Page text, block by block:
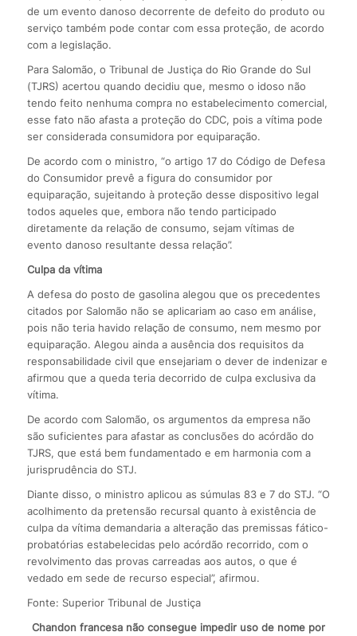
de um evento danoso decorrente de defeito do produto ou
serviço também pode contar com essa proteção, de acordo
com a legislação.
Para Salomão, o Tribunal de Justiça do Rio Grande do Sul
(TJRS) acertou quando decidiu que, mesmo o idoso não
tendo feito nenhuma compra no estabelecimento comercial,
esse fato não afasta a proteção do CDC, pois a vítima pode
ser considerada consumidora por equiparação.
De acordo com o ministro, “o artigo 17 do Código de Defesa
do Consumidor prevê a figura do consumidor por
equiparação, sujeitando à proteção desse dispositivo legal
todos aqueles que, embora não tendo participado
diretamente da relação de consumo, sejam vítimas de
evento danoso resultante dessa relação”.
Culpa da vítima
A defesa do posto de gasolina alegou que os precedentes
citados por Salomão não se aplicariam ao caso em análise,
pois não teria havido relação de consumo, nem mesmo por
equiparação. Alegou ainda a ausência dos requisitos da
responsabilidade civil que ensejariam o dever de indenizar e
afirmou que a queda teria decorrido de culpa exclusiva da
vítima.
De acordo com Salomão, os argumentos da empresa não
são suficientes para afastar as conclusões do acórdão do
TJRS, que está bem fundamentado e em harmonia com a
jurisprudência do STJ.
Diante disso, o ministro aplicou as súmulas 83 e 7 do STJ. “O
acolhimento da pretensão recursal quanto à existência de
culpa da vítima demandaria a alteração das premissas fático-
probatórias estabelecidas pelo acórdão recorrido, com o
revolvimento das provas carreadas aos autos, o que é
vedado em sede de recurso especial”, afirmou.
Fonte: Superior Tribunal de Justiça
Chandon francesa não consegue impedir uso de nome por